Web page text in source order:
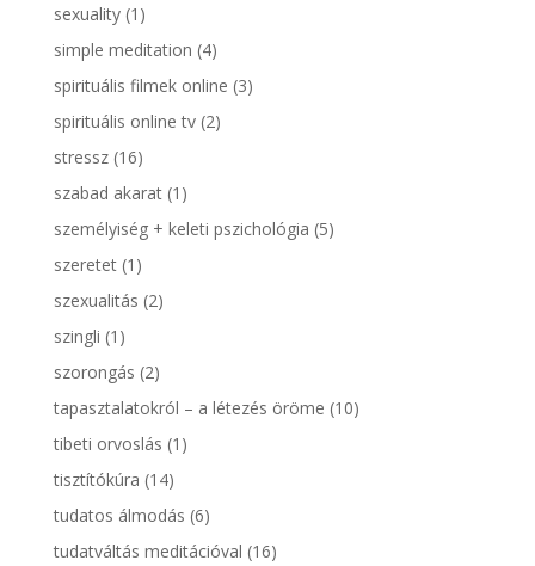
sexuality(1)
simple meditation (4)
spirituális filmek online (3)
spirituális online tv(2)
stressz(16)
szabad akarat(1)
személyiség + keleti pszichológia (5)
szeretet(1)
szexualitás (2)
szingli (1)
szorongás (2)
tapasztalatokról – a létezés öröme (10)
tibeti orvoslás (1)
tisztítókúra (14)
tudatos álmodás (6)
tudatváltás meditációval (16)